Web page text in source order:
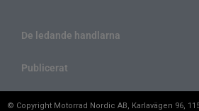
De ledande handlarna
Publicerat
© Copyright Motorrad Nordic AB, Karlavägen 96,